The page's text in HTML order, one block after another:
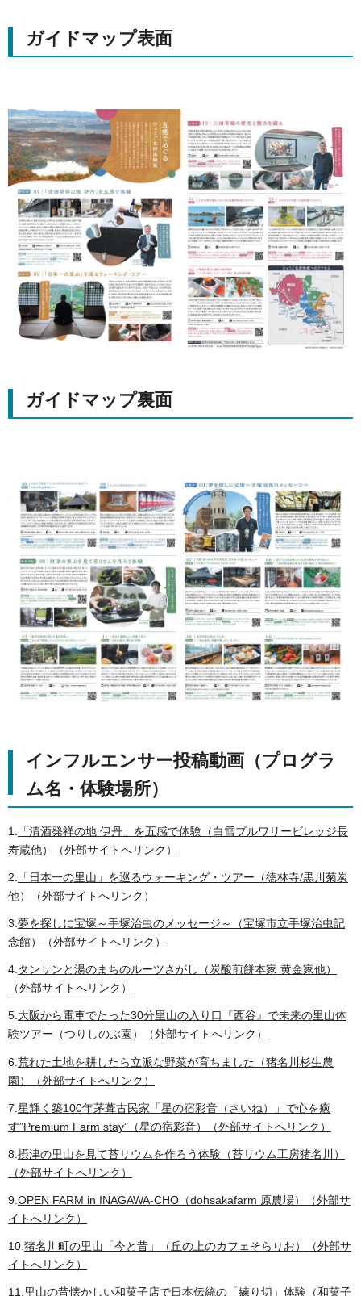
ガイドマップ表面
ガイドマップ裏面
インフルエンサー投稿動画（プログラ
ム名・体験場所）
1.
「清酒発祥の地 伊丹」を五感で体験（白雪ブルワリービレッジ長
寿蔵他）（外部サイトへリンク）
2.
「日本一の里山」を巡るウォーキング・ツアー（徳林寺/黒川菊炭
他）（外部サイトへリンク）
3. 夢を探しに宝塚～手塚治虫のメッセージ～（宝塚市立手塚治虫記
念館）（外部サイトへリンク）
4. タンサンと湯のまちのルーツさがし（炭酸煎餅本家 黄金家他）
（外部サイトへリンク）
5.大阪から電車でたった30分里山の入り口『西谷』で未来の里山体
験ツアー（つりしのぶ園）（外部サイトへリンク）
6. 荒れた土地を耕したら立派な野菜が育ちました（猪名川杉生農
園）（外部サイトへリンク）
7. 星輝く築100年茅葺古民家「星の宿彩音（さいね）」で心を癒
す”Premium Farm stay”（星の宿彩音）（外部サイトへリンク）
8. 摂津の里山を見て苔リウムを作ろう体験（苔リウム工房猪名川）
（外部サイトへリンク）
9. OPEN FARM in INAGAWA-CHO（dohsakafarm 原農場）（外部サ
イトへリンク）
10.猪名川町の里山「今と昔」（丘の上のカフェそらりお）（外部サ
イトへリンク）
11.里山の昔懐かしい和菓子店で日本伝統の「練り切」体験（和菓子